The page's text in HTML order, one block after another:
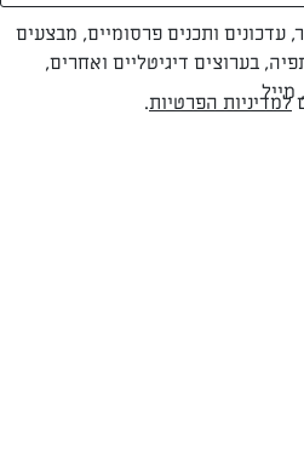
ג'לי משמש
עדכונים ותכנים פרסומיים, מבצעים
בערוצים דיגיטליים ואחרים,
למדיניות הפרטיות.